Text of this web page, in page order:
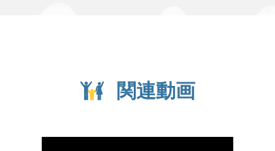
関連動画